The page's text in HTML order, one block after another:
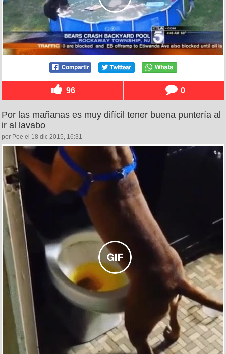
96 0
Por las mañanas es muy difícil tener buena puntería al
ir al lavabo
por Pee el 18 dic 2015, 16:31